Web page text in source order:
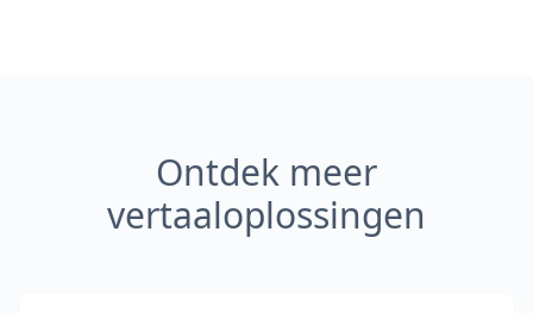
Ontdek meer
vertaaloplossingen